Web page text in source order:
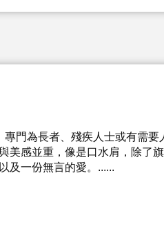
門為長者、殘疾人士或有需
美感並重，像是口水肩，除了
及一份無言的愛。......